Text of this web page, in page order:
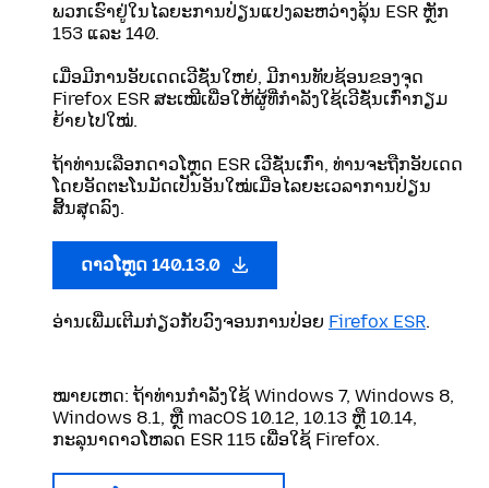
ພວກເຮົາຢູ່ໃນໄລຍະການປ່ຽນແປງລະຫວ່າງລຸ້ນ ESR ຫຼັກ
153 ແລະ 140.
ເມື່ອມີການອັບເດດເວີຊັ່ນໃຫຍ່, ມີການທັບຊ້ອນຂອງຈຸດ
Firefox ESR ສະເໝີເພື່ອໃຫ້ຜູ້ທີ່ກຳລັງໃຊ້ເວີຊັ່ນເກົ່າກຽມ
ຍ້າຍໄປໃໝ່.
ຖ້າທ່ານເລືອກດາວໂຫຼດ ESR ເວີຊັ່ນເກົ່າ, ທ່ານຈະຖືກອັບເດດ
ໂດຍອັດຕະໂນມັດເປັນອັນໃໝ່ເມື່ອໄລຍະເວລາການປ່ຽນ
ສິ້ນສຸດລົງ.
ດາວໂຫຼດ 140.13.0
ອ່ານເພີ່ມເຕີມກ່ຽວກັບວົງຈອນການປ່ອຍ Firefox ESR.
ໝາຍເຫດ: ຖ້າທ່ານກໍາລັງໃຊ້ Windows 7, Windows 8,
Windows 8.1, ຫຼື macOS 10.12, 10.13 ຫຼື 10.14,
ກະລຸນາດາວໂຫລດ ESR 115 ເພື່ອໃຊ້ Firefox.